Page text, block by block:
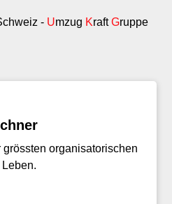
- Umzug KraftGruppe
organisatorischen